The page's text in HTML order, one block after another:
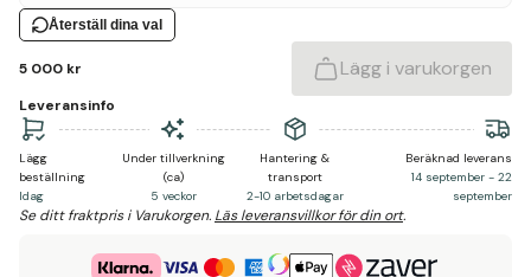
Återställ dina val
5 000 kr Lägg i varukorgen
Leveransinfo
Lägg
beställning
Idag
Under tillverkning
(ca)
5 veckor
Hantering &
transport
2-10 arbetsdagar
Beräknad leverans
14 september - 22
september
Se ditt fraktpris i Varukorgen. Läs leveransvillkor för din ort.